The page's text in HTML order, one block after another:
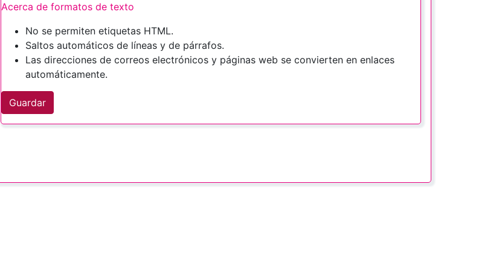
Acerca de formatos de texto
No se permiten etiquetas HTML.
Saltos automáticos de líneas y de párrafos.
Las direcciones de correos electrónicos y páginas web se convierten en enlaces
automáticamente.
Guardar